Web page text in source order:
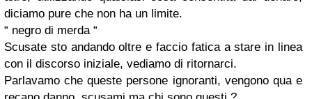
diciamo pure che non ha un limite.
“ negro di merda “
Scusate sto andando oltre e faccio fatica a stare in linea
con il discorso iniziale, vediamo di ritornarci.
Parlavamo che queste persone ignoranti, vengono qua e